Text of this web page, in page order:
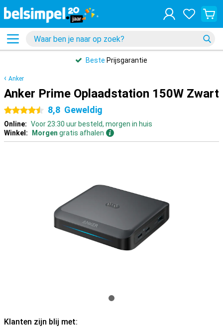
Beste Prijsgarantie
Anker
Anker Prime Oplaadstation 150W Zwart
4.5 sterren
8,8 Geweldig
Online: Voor 23:30 uur besteld, morgen in huis
Winkel:
Morgen gratis afhalen
Klanten zijn blij met: